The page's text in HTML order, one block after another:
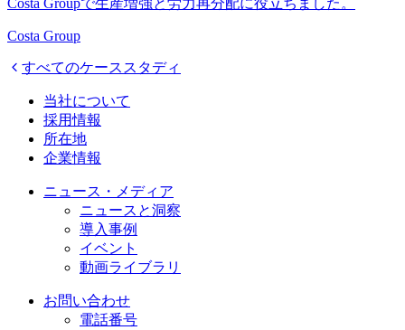
Costa Group
すべてのケーススタディ
当社について
採用情報
所在地
企業情報
ニュース・メディア
ニュースと洞察
導入事例
イベント
動画ライブラリ
お問い合わせ
電話番号